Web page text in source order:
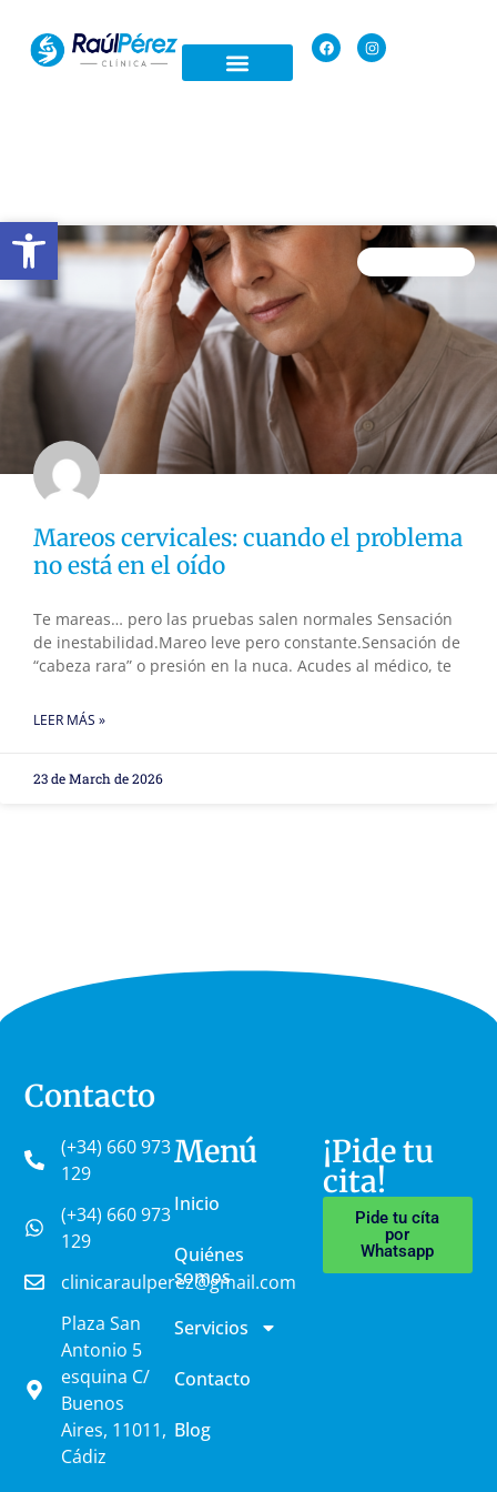
Open toolbar
Mareos cervicales: cuando el problema
no está en el oído
Te mareas… pero las pruebas salen normales Sensación
de inestabilidad.Mareo leve pero constante.Sensación de
“cabeza rara” o presión en la nuca. Acudes al médico, te
LEER MÁS »
23 de March de 2026
Contacto
(+34) 660 973
129
(+34) 660 973
129
clinicaraulperez@gmail.com
Plaza San
Antonio 5
esquina C/
Buenos
Aires, 11011,
Cádiz
Menú
Inicio
Quiénes
somos
Servicios
Contacto
Blog
¡Pide tu
cita!
Pide tu cíta
por
Whatsapp